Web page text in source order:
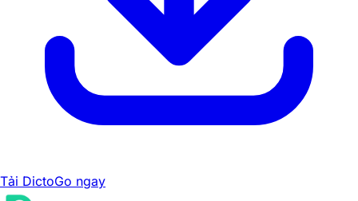
Tải DictoGo ngay